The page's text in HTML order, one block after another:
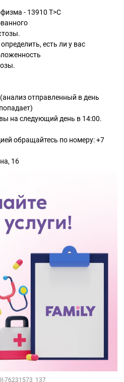
- 13910 Т>С
есть ли у вас
отправленный в день
на следующий день в 14:00.
обращайтесь по номеру: +7
16
76231573_137